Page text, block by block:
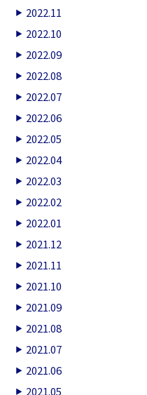
2022.11
2022.10
2022.09
2022.08
2022.07
2022.06
2022.05
2022.04
2022.03
2022.02
2022.01
2021.12
2021.11
2021.10
2021.09
2021.08
2021.07
2021.06
2021.05